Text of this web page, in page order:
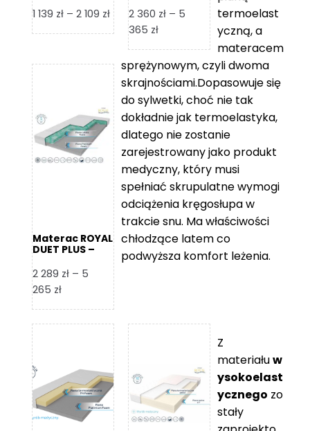
1 139 zł – 2 109 złZakres
cen:
1
139 zł
do
2
109 zł
piankowy
2 360 zł – 5
365 złZakres
od
2
360 zł
5
365 zł
Materac ROYAL
DUET PLUS –
2 289 zł – 5
265 złZakres
od
do
5
265 zł
termoelast
yczną, a
materacem
sprężynowym, czyli dwoma
skrajnościami.Dopasowuje się
do sylwetki, choć nie tak
dokładnie jak termoelastyka,
dlatego nie zostanie
zarejestrowany jako produkt
medyczny, który musi
spełniać skrupulatne wymogi
odciążenia kręgosłupa w
trakcie snu. Ma właściwości
chłodzące latem co
podwyższa komfort leżenia.
Z
materiałuw
ysokoelast
ycznego zo
stały